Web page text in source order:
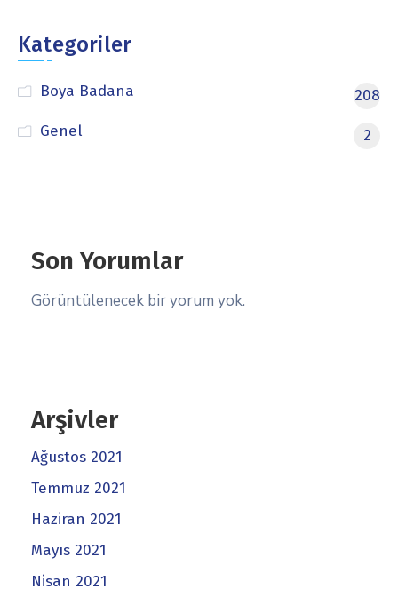
Kategoriler
Boya Badana
208
Genel
2
Son Yorumlar
Görüntülenecek bir yorum yok.
Arşivler
Ağustos 2021
Temmuz 2021
Haziran 2021
Mayıs 2021
Nisan 2021